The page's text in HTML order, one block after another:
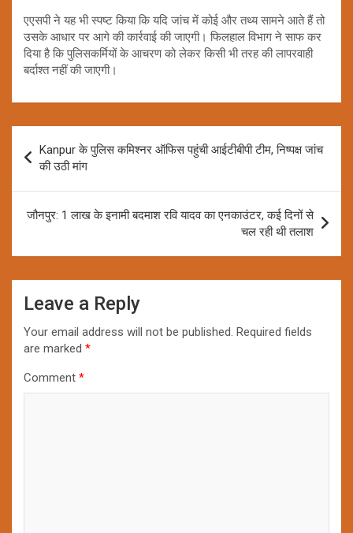
एएसपी ने यह भी स्पष्ट किया कि यदि जांच में कोई और तथ्य सामने आते हैं तो
उसके आधार पर आगे की कार्रवाई की जाएगी। फिलहाल विभाग ने साफ कर
दिया है कि पुलिसकर्मियों के आचरण को लेकर किसी भी तरह की लापरवाही
बर्दाश्त नहीं की जाएगी।
navigation
Kanpur के पुलिस कमिश्नर ऑफिस पहुंची आईटीबीपी टीम, निष्पक्ष जांच
की उठी मांग
जौनपुर: 1 लाख के इनामी बदमाश रवि यादव का एनकाउंटर, कई दिनों से
चल रही थी तलाश
Leave a Reply
Your email address will not be published. Required fields
are marked *
Comment *